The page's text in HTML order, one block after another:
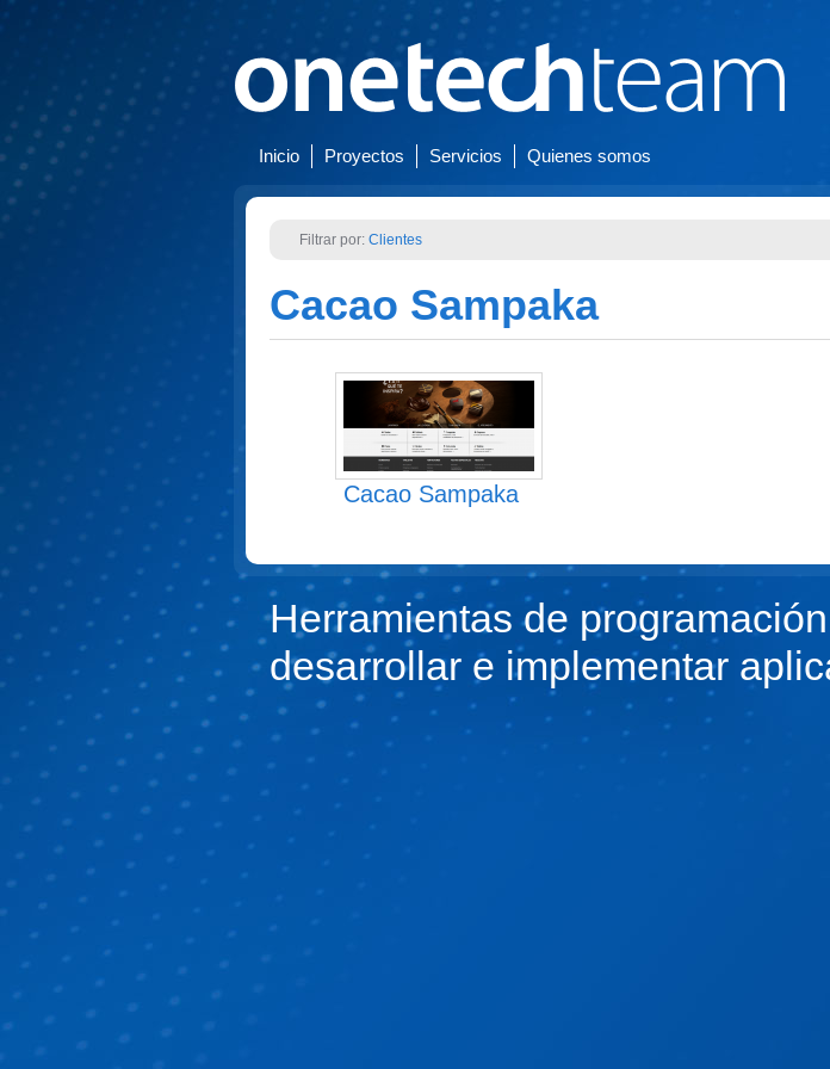
Inicio Proyectos Servicios Quienes somos
Filtrar por: Clientes
Cacao Sampaka
Cacao Sampaka
Herramientas de
desarrollar e implementar